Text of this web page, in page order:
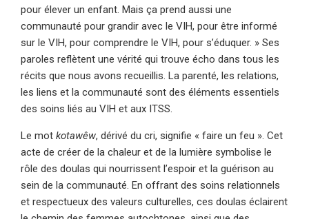
pour élever un enfant. Mais ça prend aussi une
communauté pour grandir avec le VIH, pour être informé
sur le VIH, pour comprendre le VIH, pour s’éduquer. » Ses
paroles reflètent une vérité qui trouve écho dans tous les
récits que nous avons recueillis. La parenté, les relations,
les liens et la communauté sont des éléments essentiels
des soins liés au VIH et aux ITSS.
Le mot kotawêw, dérivé du cri, signifie « faire un feu ». Cet
acte de créer de la chaleur et de la lumière symbolise le
rôle des doulas qui nourrissent l’espoir et la guérison au
sein de la communauté. En offrant des soins relationnels
et respectueux des valeurs culturelles, ces doulas éclairent